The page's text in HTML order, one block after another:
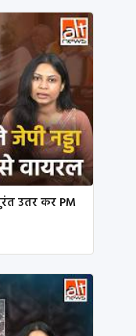
उतर कर PM